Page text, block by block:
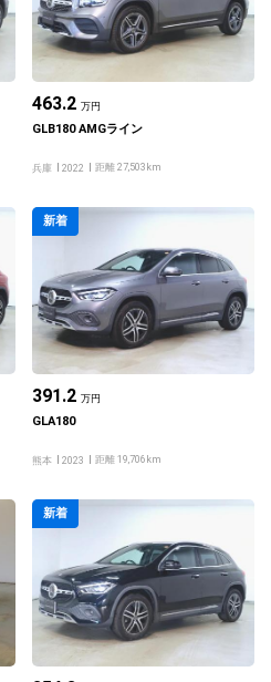
463.2 万円
GLB180 AMGライン
兵庫 2022 距離 27,503km
新着
391.2 万円
GLA180
熊本 2023 距離 19,706km
新着